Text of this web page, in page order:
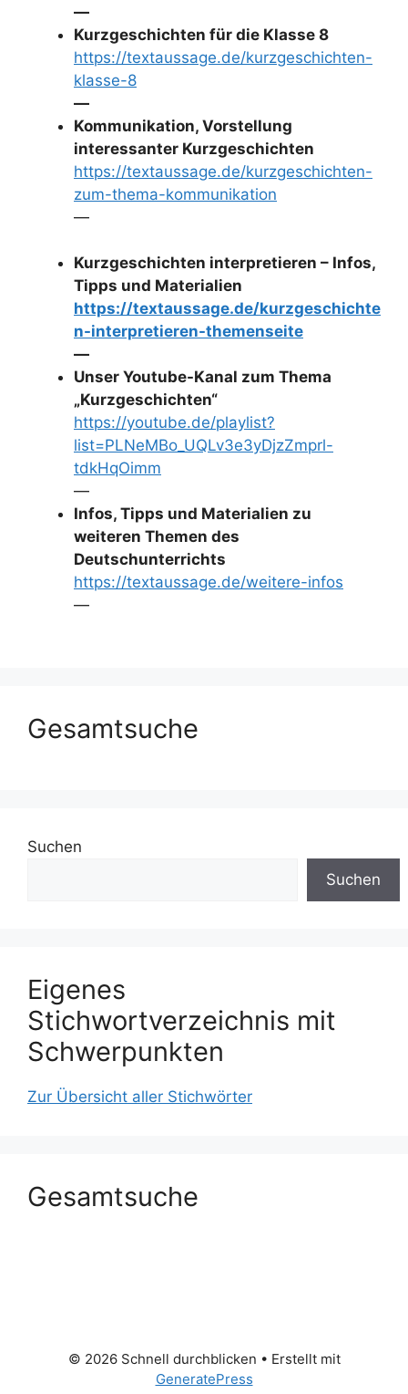
—
Kurzgeschichten für die Klasse 8
https://textaussage.de/kurzgeschichten-
klasse-8
—
Kommunikation, Vorstellung
interessanter Kurzgeschichten
https://textaussage.de/kurzgeschichten-
zum-thema-kommunikation
—
Kurzgeschichten interpretieren – Infos,
Tipps und Materialien
https://textaussage.de/kurzgeschichte
n-interpretieren-themenseite
—
Unser Youtube-Kanal zum Thema
„Kurzgeschichten“
https://youtube.de/playlist?
list=PLNeMBo_UQLv3e3yDjzZmprl-
tdkHqOimm
—
Infos, Tipps und Materialien zu
weiteren Themen des
Deutschunterrichts
https://textaussage.de/weitere-infos
—
Gesamtsuche
Suchen
Suchen
Eigenes
Stichwortverzeichnis mit
Schwerpunkten
Zur Übersicht aller Stichwörter
Gesamtsuche
© 2026 Schnell durchblicken • Erstellt mit
GeneratePress